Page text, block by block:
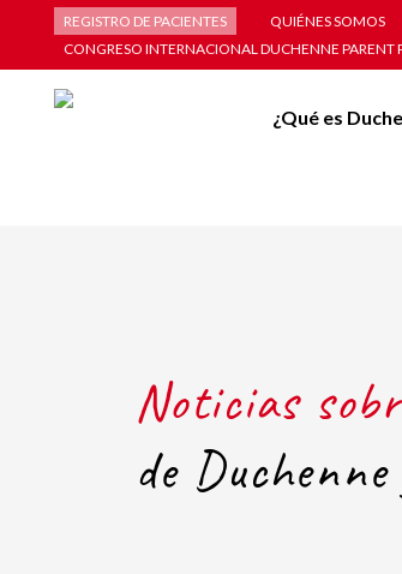
REGISTRO DE PACIENTES QUIÉNES SOMOS
CONGRESO INTERNACIONAL DUCHENNE PARENT
¿Qué es
Noticias
de